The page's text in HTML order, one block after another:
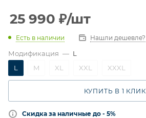
25 990 ₽/шт
Есть в наличии Нашли дешевле?
Модификация — L
L
M XL XXL XXXL
КУПИТЬ В 1 КЛИК
Скидка за наличные до - 5%